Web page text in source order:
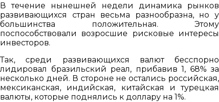
В течение нынешней недели динамика рынков
развивающихся стран весьма разнообразна, но у
большинства положительная. Этому
поспособствовали возросшие рисковые интересы
инвесторов.
Так, среди развивающихся валют бесспорно
лидировал бразильский реал, прибавив 1, 68% за
несколько дней. В стороне не остались российская,
мексиканская, индийская, китайская и турецкая
валюты, которые поднялись к доллару на 1%.